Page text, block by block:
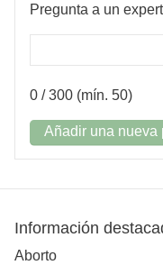
Pregunta a un
0 / 300 (mín. 50)
Añadir una nueva
Información
Aborto